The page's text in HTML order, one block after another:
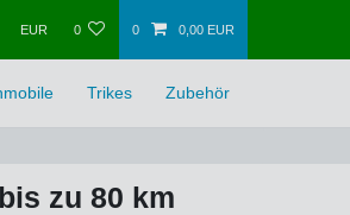
EUR 0 0 0,00 EUR
Trikes Zubehör
zu 80 km